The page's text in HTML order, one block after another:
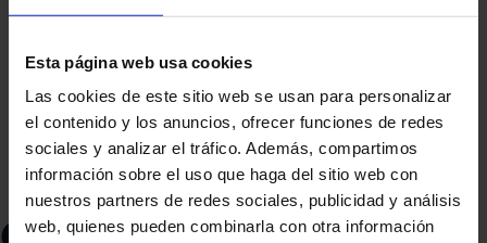
Esta página web usa cookies
Las cookies de este sitio web se usan para personalizar
el contenido y los anuncios, ofrecer funciones de redes
sociales y analizar el tráfico. Además, compartimos
información sobre el uso que haga del sitio web con
nuestros partners de redes sociales, publicidad y análisis
web, quienes pueden combinarla con otra información
7. Asignación de fondos
Las subvenciones se conceden hasta agotar
los fondos disponibles, por lo que es
recomendable solicitar las ayudas lo antes
posible.